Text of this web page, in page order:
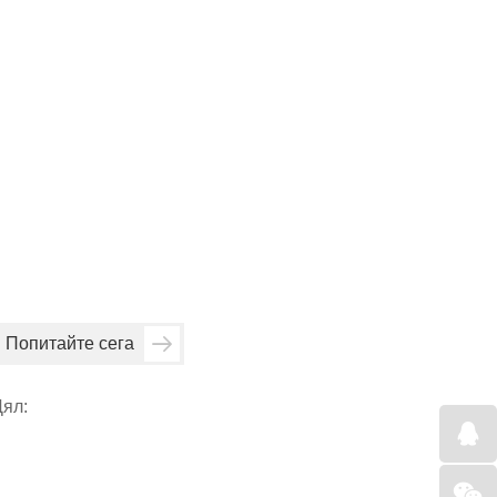
Попитайте сега